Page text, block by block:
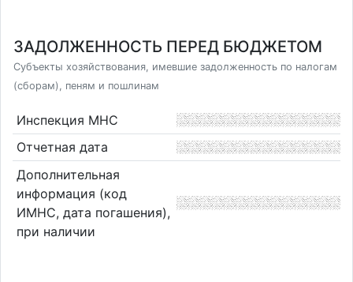
ЗАДОЛЖЕННОСТЬ ПЕРЕД БЮДЖЕТОМ
Субъекты хозяйствования, имевшие задолженность по налогам
(сборам), пеням и пошлинам
Инспекция МНС
Отчетная дата
Дополнительная
информация (код
ИМНС, дата погашения),
при наличии